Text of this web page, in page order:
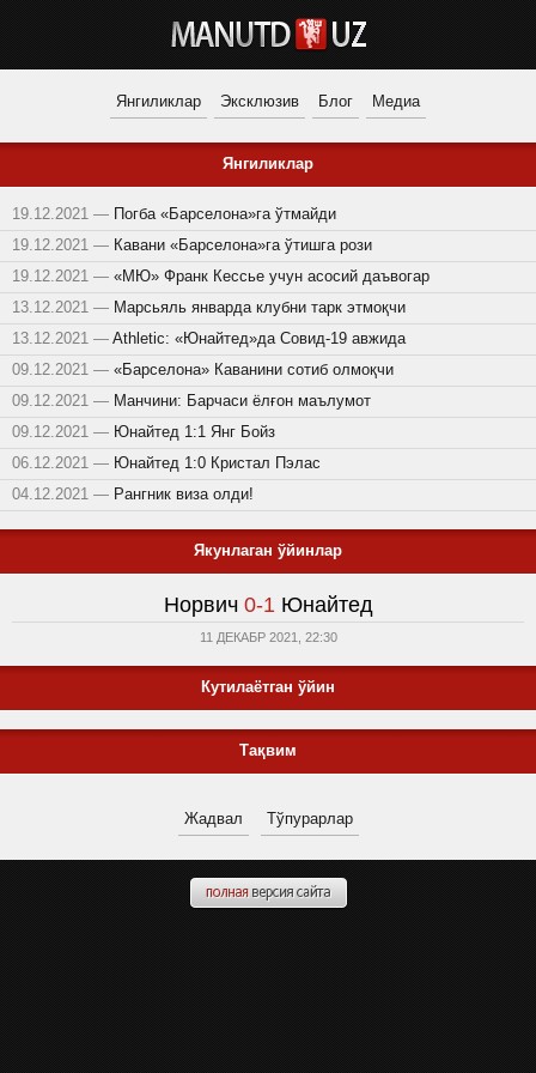
Янгиликлар Эксклюзив Блог Медиа
Янгиликлар
19.12.2021 — Погба «Барселона»га ўтмайди
19.12.2021 — Кавани «Барселона»га ўтишга рози
19.12.2021 — «МЮ» Франк Кессье учун асосий даъвогар
13.12.2021 — Марсьяль январда клубни тарк этмоқчи
13.12.2021 — Athletic: «Юнайтед»да Cовид-19 авжида
09.12.2021 — «Барселона» Каванини сотиб олмоқчи
09.12.2021 — Манчини: Барчаси ёлғон маълумот
09.12.2021 — Юнайтед 1:1 Янг Бойз
06.12.2021 — Юнайтед 1:0 Кристал Пэлас
04.12.2021 — Рангник виза олди!
Якунлаган ўйинлар
Норвич 0-1Юнайтед
11 ДЕКАБР 2021, 22:30
Кутилаётган ўйин
Тақвим
Жадвал Тўпурарлар